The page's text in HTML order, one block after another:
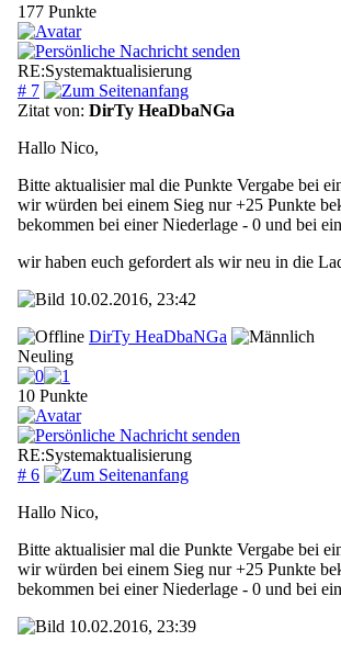
177 Punkte
RE:Systemaktualisierung
# 7
Zitat von: DirTy HeaDbaNGa
Hallo Nico,
Bitte aktualisier mal die Punkte Vergabe bei
wir würden bei einem Sieg nur +25 Punkte
bekommen bei einer Niederlage - 0 und bei
wir haben euch gefordert als wir neu in die
10.02.2016, 23:42
DirTy HeaDbaNGa
Neuling
10 Punkte
RE:Systemaktualisierung
# 6
Hallo Nico,
Bitte aktualisier mal die Punkte Vergabe bei
wir würden bei einem Sieg nur +25 Punkte
bekommen bei einer Niederlage - 0 und bei
10.02.2016, 23:39